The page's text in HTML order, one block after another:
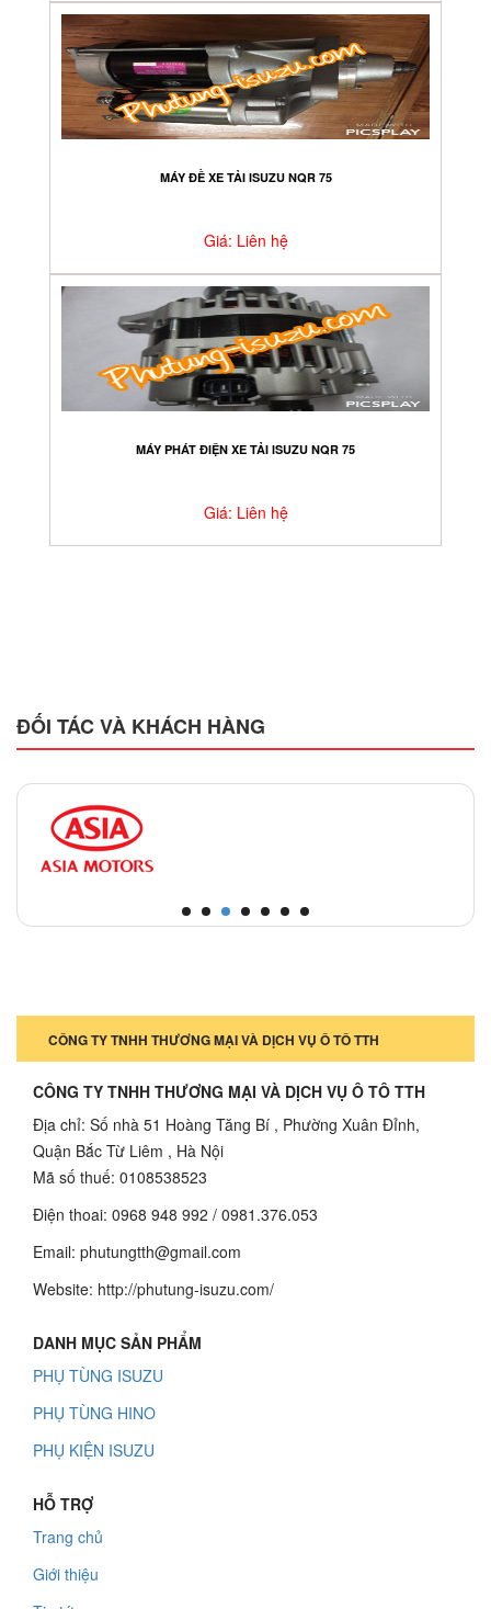
MÁY ĐỀ XE TẢI ISUZU NQR 75
Giá: Liên hệ
MÁY PHÁT ĐIỆN XE TẢI ISUZU NQR 75
Giá: Liên hệ
ĐỐI TÁC VÀ KHÁCH HÀNG
CÔNG TY TNHH THƯƠNG MẠI VÀ DỊCH VỤ Ô TÔ TTH
CÔNG TY TNHH THƯƠNG MẠI VÀ DỊCH VỤ Ô TÔ TTH
Địa chỉ: Số nhà 51 Hoàng Tăng Bí , Phường Xuân Đỉnh,
Quận Bắc Từ Liêm , Hà Nội
Mã số thuế: 0108538523
Điện thoai: 0968 948 992 / 0981.376.053
Email: phutungtth@gmail.com
Website: http://phutung-isuzu.com/
DANH MỤC SẢN PHẨM
PHỤ TÙNG ISUZU
PHỤ TÙNG HINO
PHỤ KIỆN ISUZU
HỖ TRỢ
Trang chủ
Giới thiệu